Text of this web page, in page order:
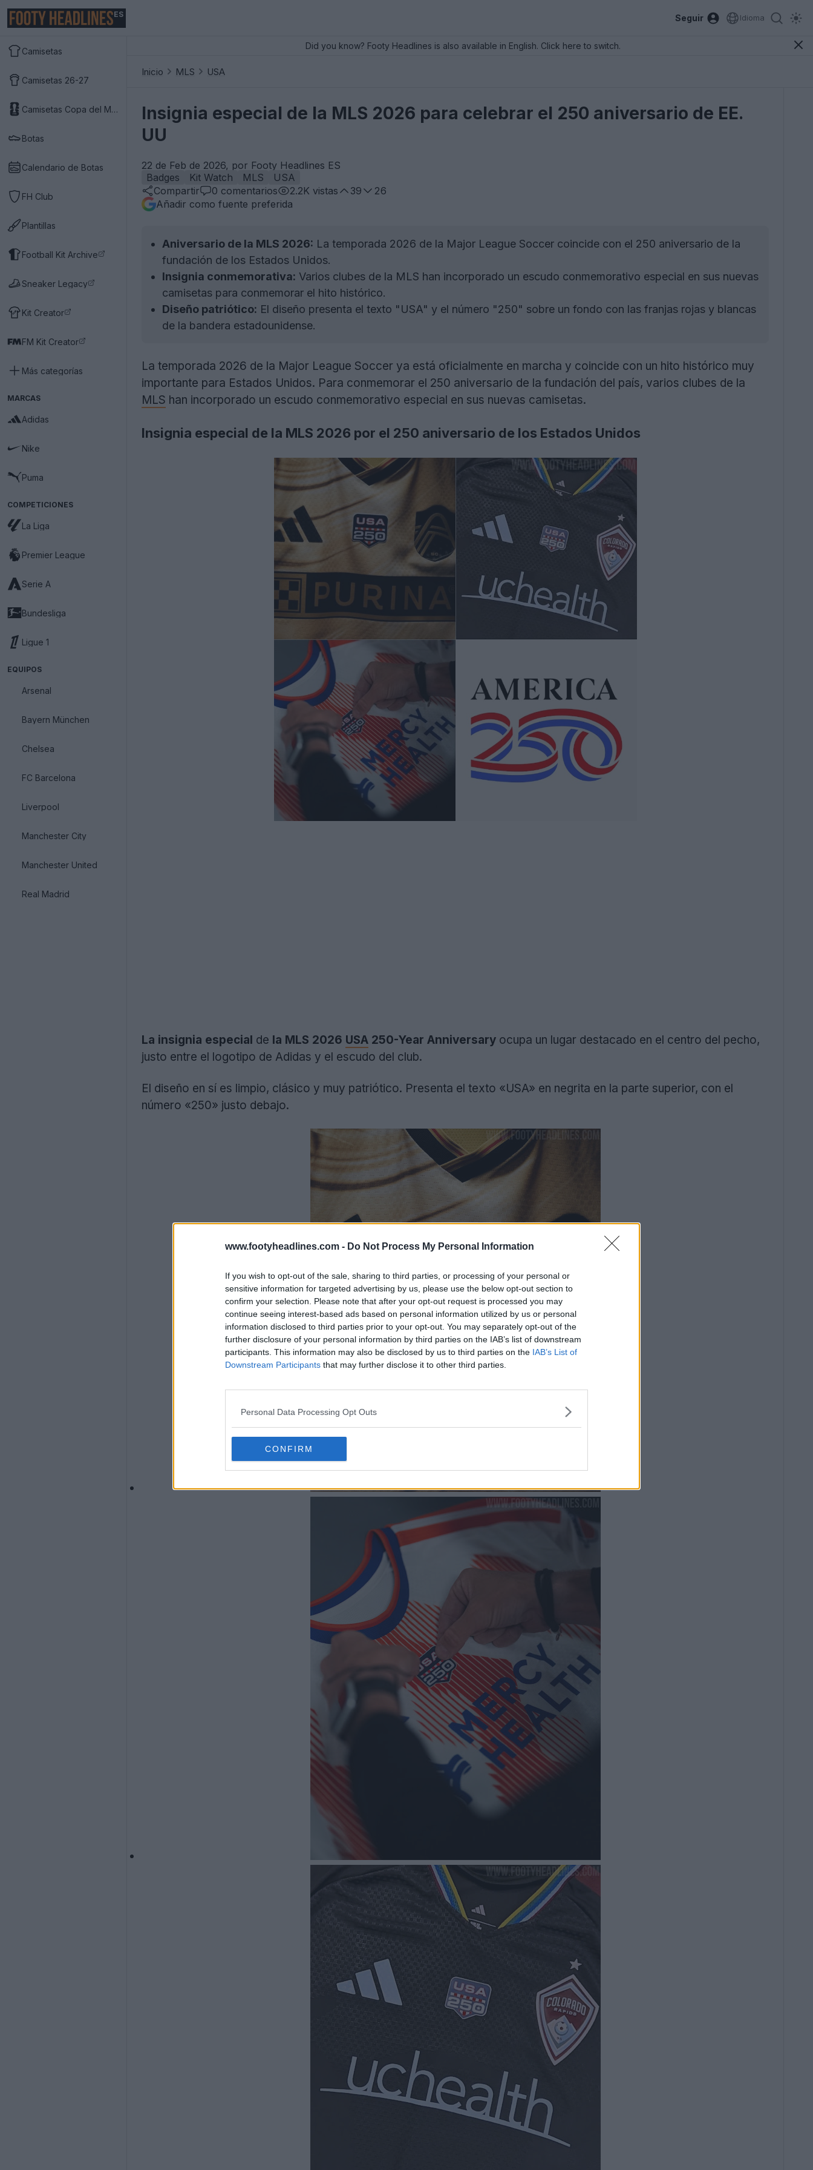
www.footyheadlines.com - Do Not Process My Personal Information
If you wish to opt-out of the sale, sharing to third parties, or processing of your personal or
sensitive information for targeted advertising by us, please use the below opt-out section to
confirm your selection. Please note that after your opt-out request is processed you may
continue seeing interest-based ads based on personal information utilized by us or personal
information disclosed to third parties prior to your opt-out. You may separately opt-out of the
further disclosure of your personal information by third parties on the IAB’s list of downstream
participants. This information may also be disclosed by us to third parties on the IAB’s List of
Downstream Participants that may further disclose it to other third parties.
Personal Data Processing Opt Outs
CONFIRM
ES Seguir Idioma
Camisetas
Camisetas 26-27
Camisetas Copa del Mundo 2026
Botas
Calendario de Botas
FH Club
Plantillas
Football Kit Archive
Sneaker Legacy
Kit Creator
FM Kit Creator
Más categorías
MARCAS
Adidas
Nike
Puma
COMPETICIONES
La Liga
Premier League
Serie A
Bundesliga
Ligue 1
EQUIPOS
Arsenal
Bayern München
Chelsea
FC Barcelona
Liverpool
Manchester City
Manchester United
Real Madrid
Did you know? Footy Headlines is also available in English. Click here to switch.
Inicio MLS USA
Insignia especial de la MLS 2026 para celebrar el 250 aniversario de EE.
UU
22 de Feb de 2026, por Footy Headlines ES
Badges
Kit Watch MLS
USA
Compartir
0 comentarios 2.2K vistas 39
26
Añadir como fuente preferida
Aniversario de la MLS 2026: La temporada 2026 de la Major League Soccer coincide con el 250 aniversario de la
fundación de los Estados Unidos.
Insignia conmemorativa: Varios clubes de la MLS han incorporado un escudo conmemorativo especial en sus nuevas
camisetas para conmemorar el hito histórico.
Diseño patriótico: El diseño presenta el texto "USA" y el número "250" sobre un fondo con las franjas rojas y blancas
de la bandera estadounidense.
La temporada 2026 de la Major League Soccer ya está oficialmente en marcha y coincide con un hito histórico muy
importante para Estados Unidos. Para conmemorar el 250 aniversario de la fundación del país, varios clubes de la
MLS han incorporado un escudo conmemorativo especial en sus nuevas camisetas.
Insignia especial de la MLS 2026 por el 250 aniversario de los Estados Unidos
La insignia especial de la MLS 2026 USA 250-Year Anniversary ocupa un lugar destacado en el centro del pecho,
justo entre el logotipo de Adidas y el escudo del club.
El diseño en sí es limpio, clásico y muy patriótico. Presenta el texto «USA» en negrita en la parte superior, con el
número «250» justo debajo.